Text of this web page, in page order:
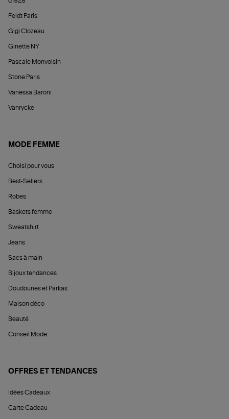
Feidt Paris
Gigi Clozeau
Ginette NY
Pascale Monvoisin
Stone Paris
Vanessa Baroni
Vanrycke
MODE FEMME
Choisi pour vous
Best-Sellers
Robes
Baskets femme
Sweatshirt
Jeans
Sacs à main
Bijoux tendances
Doudounes et Parkas
Maison déco
Beauté
Conseil Mode
OFFRES ET TENDANCES
Idées Cadeaux
Carte Cadeau